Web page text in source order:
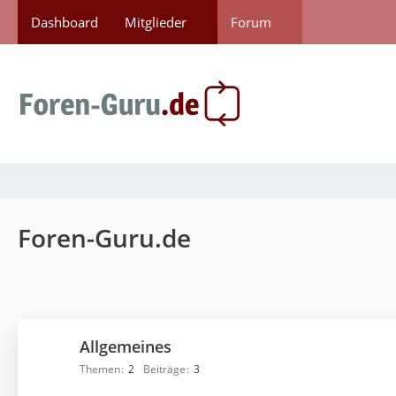
Dashboard Mitglieder Forum
Foren-Guru.de
Allgemeines
Themen 2 Beiträge 3